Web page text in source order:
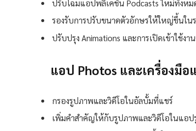
ปรับโฉมแอปพลิเคชัน Podcasts ใหม่ทั้งหม
รองรับการปรับขนาดตัวอักษรให้ใหญ่ขึ้นใน
ปรับปรุง Animations และการเปิดเข้าใช้
แอป Photos และเครื่องมือ
กรองรูปภาพและวิดีโอในอัลบั้มที่แชร์
เพิ่มคำสำคัญให้กับรูปภาพและวิดีโอในแอ